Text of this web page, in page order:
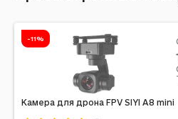
-11%
Камера для дрона FPV SIYI A8 mini